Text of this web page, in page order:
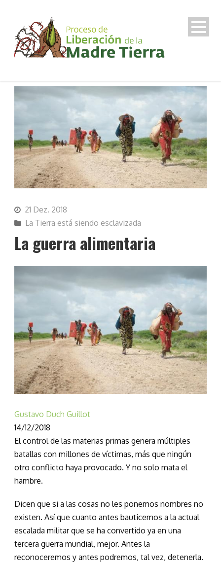
21 Dez. 2018
La Tierra está siendo esclavizada
La guerra alimentaria
Gustavo Duch Guillot
14/12/2018
El control de las materias primas genera múltiples
batallas con millones de víctimas, más que ningún
otro conflicto haya provocado. Y no solo mata el
hambre.
Dicen que si a las cosas no les ponemos nombres no
existen. Así que cuanto antes bauticemos a la actual
escalada militar que se ha convertido ya en una
tercera guerra mundial, mejor. Antes la
reconoceremos y antes podremos, tal vez, detenerla.